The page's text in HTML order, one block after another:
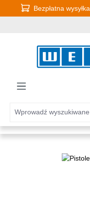
Przejdź do głównej
Bezpłatna
Pomiń galerię zdjęć